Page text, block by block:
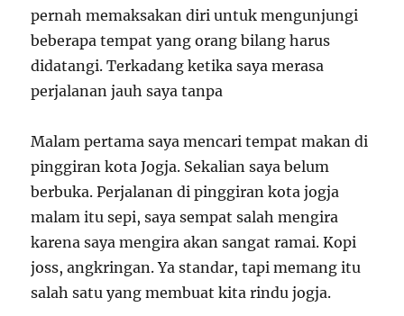
pernah memaksakan diri untuk mengunjungi
beberapa tempat yang orang bilang harus
didatangi. Terkadang ketika saya merasa
perjalanan jauh saya tanpa
Malam pertama saya mencari tempat makan di
pinggiran kota Jogja. Sekalian saya belum
berbuka. Perjalanan di pinggiran kota jogja
malam itu sepi, saya sempat salah mengira
karena saya mengira akan sangat ramai. Kopi
joss, angkringan. Ya standar, tapi memang itu
salah satu yang membuat kita rindu jogja.